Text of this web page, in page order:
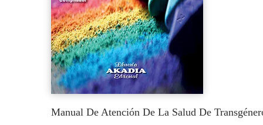
Manual De Atención De La Salud De